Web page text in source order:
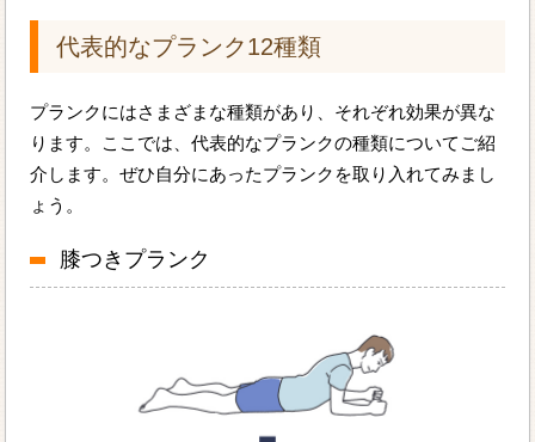
代表的なプランク12種類
プランクにはさまざまな種類があり、それぞれ効果が異な
ります。ここでは、代表的なプランクの種類についてご紹
介します。ぜひ自分にあったプランクを取り入れてみまし
ょう。
膝つきプランク